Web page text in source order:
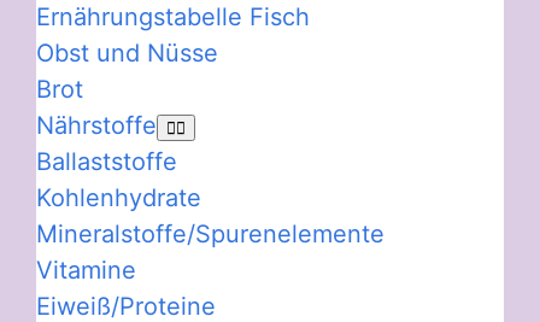
Ernährungstabelle Fisch
Obst und Nüsse
Brot
Nährstoffe
Ballaststoffe
Kohlenhydrate
Mineralstoffe/Spurenelemente
Vitamine
Eiweiß/Proteine